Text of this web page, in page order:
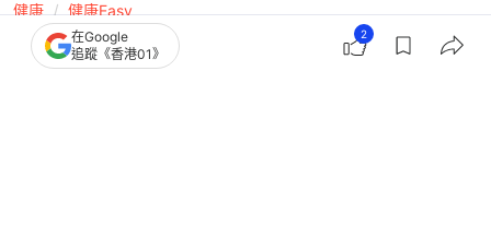
健康 健康Easy
肌腱炎｜女孩滑手機致手指劇痛！醫揭
在Google
追蹤《香港01》
2